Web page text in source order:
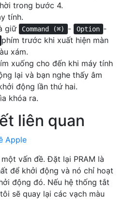
trong bước 4.
tính.
giữ
Command (⌘) - Option -
phím trước khi xuất hiện màn
xám.
xuống cho đến khi máy tính
lại và bạn nghe thấy âm
động lần thứ hai.
khóa ra.
liên quan
Apple
vấn đề. Đặt lại PRAM là
để khởi động và nó chỉ hoạt
động đó. Nếu hệ thống tắt
sẽ quay lại các vạch màu